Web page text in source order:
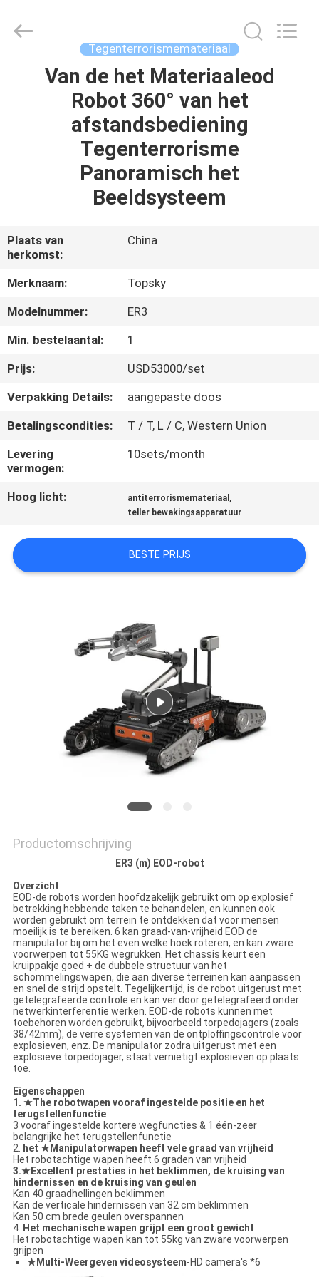
PRODUCTEN
ONGEVEER
FABRIEKSREIS
KWALITEITSCONTROLE
ONS
VERZOEK
OM EEN
CITAAT
SITEMAP
PRIVACY
POLICY
Rights
Tegenterrorismemateriaal
Van de het Materiaaleod
Robot 360° van het
afstandsbediening
Tegenterrorisme
Panoramisch het
Beeldsysteem
Plaats van
herkomst:
China
Merknaam:
Topsky
Modelnummer:
ER3
Min. bestelaantal:
1
Prijs:
USD53000/set
Verpakking Details:
aangepaste doos
Betalingscondities:
T / T, L / C, Western Union
Levering
vermogen:
10sets/month
Hoog licht: antiterrorismemateriaal ,
teller bewakingsapparatuur
BESTE PRIJS
Productomschrijving
ER3 (m) EOD-robot
Overzicht
EOD-de robots worden hoofdzakelijk gebruikt om op explosief
betrekking hebbende taken te behandelen, en kunnen ook
worden gebruikt om terrein te ontdekken dat voor mensen
moeilijk is te bereiken. 6 kan graad-van-vrijheid EOD de
manipulator bij om het even welke hoek roteren, en kan zware
voorwerpen tot 55KG wegrukken. Het chassis keurt een
kruippakje goed + de dubbele structuur van het
schommelingswapen, die aan diverse terreinen kan aanpassen
en snel de strijd opstelt. Tegelijkertijd, is de robot uitgerust met
getelegrafeerde controle en kan ver door getelegrafeerd onder
netwerkinterferentie werken. EOD-de robots kunnen met
toebehoren worden gebruikt, bijvoorbeeld torpedojagers (zoals
38/42mm), de verre systemen van de ontploffingscontrole voor
explosieven, enz. De manipulator zodra uitgerust met een
explosieve torpedojager, staat vernietigt explosieven op plaats
toe.
Eigenschappen
1. ★The robotwapen vooraf ingestelde positie en het
terugstellenfunctie
3 vooraf ingestelde kortere wegfuncties & 1 één-zeer
belangrijke het terugstellenfunctie
2. het ★Manipulatorwapen heeft vele graad van vrijheid
Het robotachtige wapen heeft 6 graden van vrijheid
3.★Excellent prestaties in het beklimmen, de kruising van
hindernissen en de kruising van geulen
Kan 40 graadhellingen beklimmen
Kan de verticale hindernissen van 32 cm beklimmen
Kan 50 cm brede geulen overspannen
4. Het mechanische wapen grijpt een groot gewicht
Het robotachtige wapen kan tot 55kg van zware voorwerpen
grijpen
★Multi-Weergeven videosysteem-HD camera's *6